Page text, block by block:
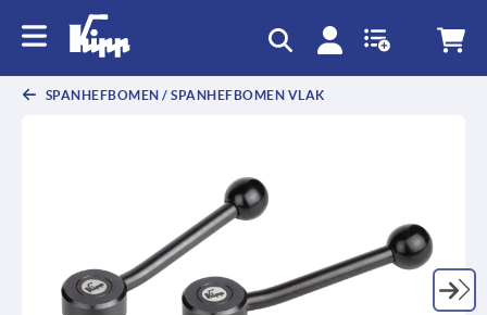
SPANHEFBOMEN / SPANHEFBOMEN VLAK